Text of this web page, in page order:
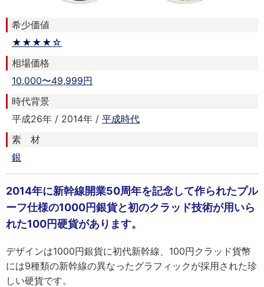
希少価値
★★★★☆
相場価格
10,000〜49,999円
時代背景
平成26年 / 2014年 / 平成時代
素 材
銀
2014年に新幹線開業50周年を記念して作られたプル
ーフ仕様の1000円銀貨と初のクラッド技術が用いら
れた100円硬貨があります。
デザインは1000円銀貨に初代新幹線、100円クラッド貨幣
には9種類の新幹線の異なったグラフィックが採用された珍
しい硬貨です。